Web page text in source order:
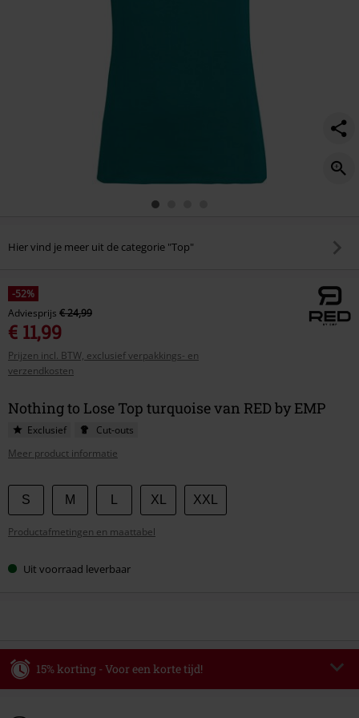
Hier vind je meer uit de categorie "Top"
-52%
Adviesprijs € 24,99
€ 11,99
Prijzen incl. BTW, exclusief verpakkings- en
verzendkosten
Nothing to Lose Top turquoise van RED by EMP
Exclusief
Cut-outs
Meer product informatie
Kies
je
maat
S M XL XXL
Productafmetingen en maattabel
Uit voorraad leverbaar
15% korting - Voor een korte tijd!